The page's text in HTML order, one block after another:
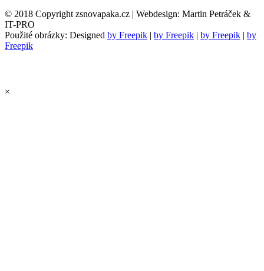
© 2018 Copyright zsnovapaka.cz | Webdesign: Martin Petráček &
IT-PRO
Použité obrázky: Designed by Freepik | by Freepik | by Freepik | by
Freepik
×